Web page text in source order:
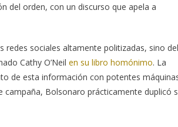
del orden, con un discurso que apela a
redes sociales altamente politizadas, sino del
Cathy O’Neil en su libro homónimo. La
de esta información con potentes
campaña, Bolsonaro prácticamente duplicó